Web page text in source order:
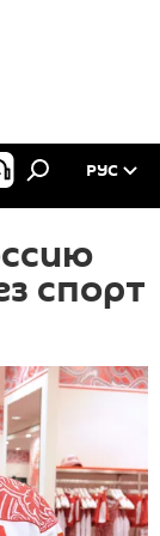
РУС
спорт